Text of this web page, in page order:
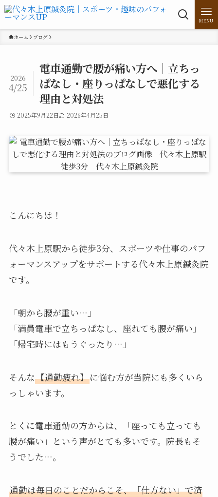
MENU
ホーム ブログ
電車通勤で腰が痛い方へ｜立ちっ
ぱなし・座りっぱなしで悪化する
理由と対処法
2026
4/25
2025年9月22日 2026年4月25日
こんにちは！
代々木上原駅から徒歩3分、スポーツや仕事のパフ
ォーマンスアップをサポートする代々木上原鍼灸院
です。
「朝から腰が重い…」
「満員電車で立ちっぱなし、座れても腰が痛い」
「帰宅時にはもうぐったり…」
そんな【通勤疲れ】に悩む方が当院にも多くいら
っしゃいます。
とくに電車通勤の方からは、「座っても立っても
腰が痛い」という声がとても多いです。院長もそ
うでした…。
通勤は毎日のことだからこそ、「仕方ない」で済